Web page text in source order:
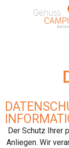
Der Schutz Ihrer
Anliegen. Wir